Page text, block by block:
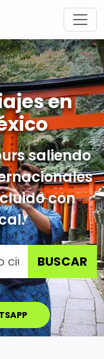
en
saliendo
con
BUSCAR